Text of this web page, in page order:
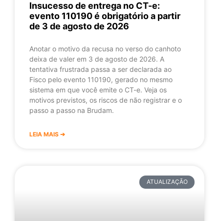
Insucesso de entrega no CT-e:
evento 110190 é obrigatório a partir
de 3 de agosto de 2026
Anotar o motivo da recusa no verso do canhoto
deixa de valer em 3 de agosto de 2026. A
tentativa frustrada passa a ser declarada ao
Fisco pelo evento 110190, gerado no mesmo
sistema em que você emite o CT-e. Veja os
motivos previstos, os riscos de não registrar e o
passo a passo na Brudam.
LEIA MAIS ➔
ATUALIZAÇÃO